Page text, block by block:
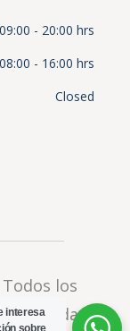
09:00 - 20:00 hrs
08:00 - 16:00 hrs
Closed
Todos los
privacidad
interesa
sobre